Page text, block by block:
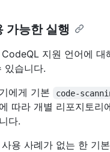
가능한 실행
CodeQL 지원 언어에
있습니다.
에게 기본
code-
따라 개별 리포지토리
다.
용 사례가 없는 한 기본